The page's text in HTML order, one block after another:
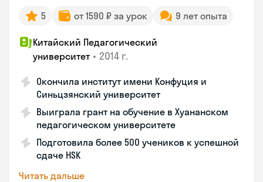
5 от 1590 ₽ за урок 9 лет опыта
Китайский Педагогический
университет • 2014 г.
Окончила институт имени Конфуция и
Синьцзянский университет
Выиграла грант на обучение в Хуананском
педагогическом университете
Подготовила более 500 учеников к успешной
сдаче HSK
Читать дальше